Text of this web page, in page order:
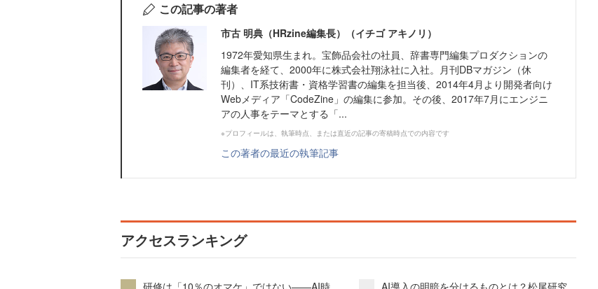
この記事の著者
市古 明典（HRzine編集長）（イチゴ アキノリ）
1972年愛知県生まれ。宝飾品会社の社員、辞書専門編集プロダクションの
編集者を経て、2000年に株式会社翔泳社に入社。月刊DBマガジン（休
刊）、IT系技術書・資格学習書の編集を担当後、2014年4月より開発者向け
Webメディア「CodeZine」の編集に参加。その後、2017年7月にエンジニ
アの人事をテーマとする「...
※プロフィールは、執筆時点、または直近の記事の寄稿時点での内容です
この著者の最近の執筆記事
アクセスランキング